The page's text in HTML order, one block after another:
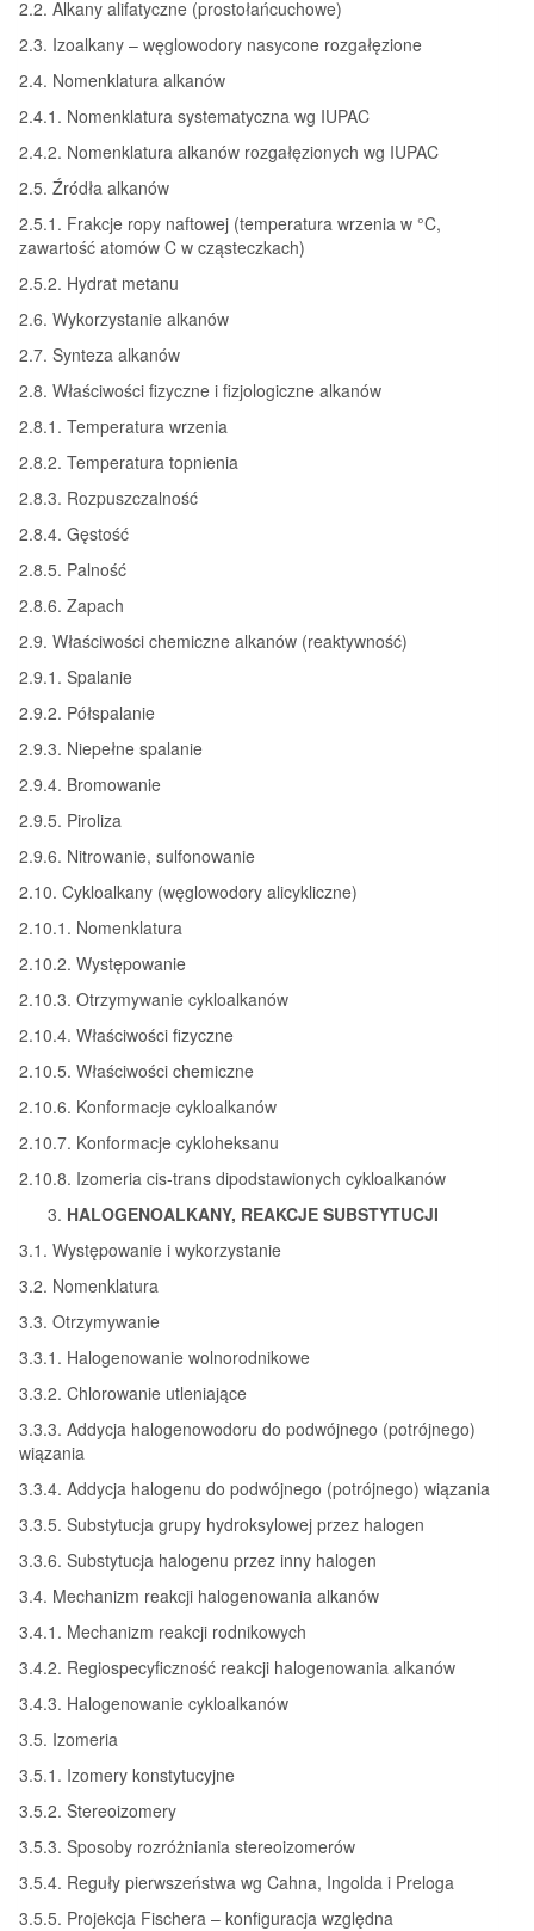
2.2. Alkany alifatyczne (prostołańcuchowe)
2.3. Izoalkany – węglowodory nasycone rozgałęzione
2.4. Nomenklatura alkanów
2.4.1. Nomenklatura systematyczna wg IUPAC
2.4.2. Nomenklatura alkanów rozgałęzionych wg IUPAC
2.5. Źródła alkanów
2.5.1. Frakcje ropy naftowej (temperatura wrzenia w °C,
zawartość atomów C w cząsteczkach)
2.5.2. Hydrat metanu
2.6. Wykorzystanie alkanów
2.7. Synteza alkanów
2.8. Właściwości fizyczne i fizjologiczne alkanów
2.8.1. Temperatura wrzenia
2.8.2. Temperatura topnienia
2.8.3. Rozpuszczalność
2.8.4. Gęstość
2.8.5. Palność
2.8.6. Zapach
2.9. Właściwości chemiczne alkanów (reaktywność)
2.9.1. Spalanie
2.9.2. Półspalanie
2.9.3. Niepełne spalanie
2.9.4. Bromowanie
2.9.5. Piroliza
2.9.6. Nitrowanie, sulfonowanie
2.10. Cykloalkany (węglowodory alicykliczne)
2.10.1. Nomenklatura
2.10.2. Występowanie
2.10.3. Otrzymywanie cykloalkanów
2.10.4. Właściwości fizyczne
2.10.5. Właściwości chemiczne
2.10.6. Konformacje cykloalkanów
2.10.7. Konformacje cykloheksanu
2.10.8. Izomeria cis-trans dipodstawionych cykloalkanów
HALOGENOALKANY, REAKCJE SUBSTYTUCJI
3.1. Występowanie i wykorzystanie
3.2. Nomenklatura
3.3. Otrzymywanie
3.3.1. Halogenowanie wolnorodnikowe
3.3.2. Chlorowanie utleniające
3.3.3. Addycja halogenowodoru do podwójnego (potrójnego)
wiązania
3.3.4. Addycja halogenu do podwójnego (potrójnego) wiązania
3.3.5. Substytucja grupy hydroksylowej przez halogen
3.3.6. Substytucja halogenu przez inny halogen
3.4. Mechanizm reakcji halogenowania alkanów
3.4.1. Mechanizm reakcji rodnikowych
3.4.2. Regiospecyficzność reakcji halogenowania alkanów
3.4.3. Halogenowanie cykloalkanów
3.5. Izomeria
3.5.1. Izomery konstytucyjne
3.5.2. Stereoizomery
3.5.3. Sposoby rozróżniania stereoizomerów
3.5.4. Reguły pierwszeństwa wg Cahna, Ingolda i Preloga
3.5.5. Projekcja Fischera – konfiguracja względna